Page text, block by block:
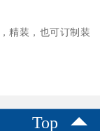
精装，也可订制装
Top